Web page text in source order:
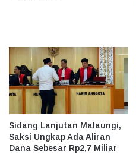
Sidang Lanjutan Malaungi,
Saksi Ungkap Ada Aliran
Dana Sebesar Rp2,7 Miliar